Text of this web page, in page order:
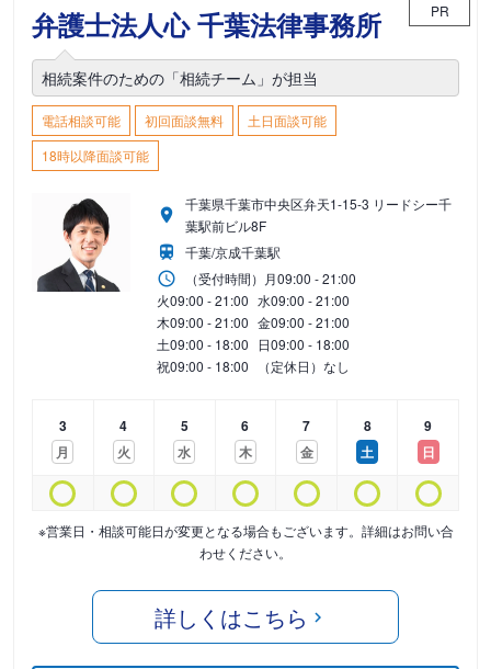
弁護士法人心 千葉法律事務所 PR
相続案件のための「相続チーム」が担当
電話相談可能 初回面談無料
土日面談可能
18時以降面談可能
千葉県千葉市中央区弁天1-15-3 リードシー千
葉駅前ビル8F
千葉/京成千葉駅
（受付時間） 月09:00 - 21:00
火09:00 - 21:00 水09:00 - 21:00
木09:00 - 21:00 金09:00 - 21:00
土09:00 - 18:00 日09:00 - 18:00
祝09:00 - 18:00 （定休日）なし
3
月
4
火
5
水
6
木
7
金
8
土
9
日
※営業日・相談可能日が変更となる場合もございます。詳細はお問い合
わせください。
詳しくはこちら